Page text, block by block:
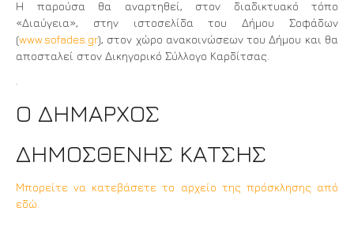
Η παρούσα θα αναρτηθεί, στον διαδικτυακό τόπο
«Διαύγεια», στην ιστοσελίδα του Δήμου Σοφάδων
(www.sofades.gr), στον χώρο ανακοινώσεων του Δήμου και θα
αποσταλεί στον Δικηγορικό Σύλλογο Καρδίτσας.
Ο ΔΗΜΑΡΧΟΣ
ΔΗΜΟΣΘΕΝΗΣ ΚΑΤΣΗΣ
Μπορείτε να κατεβάσετε το αρχείο της πρόσκλησης από
εδώ.